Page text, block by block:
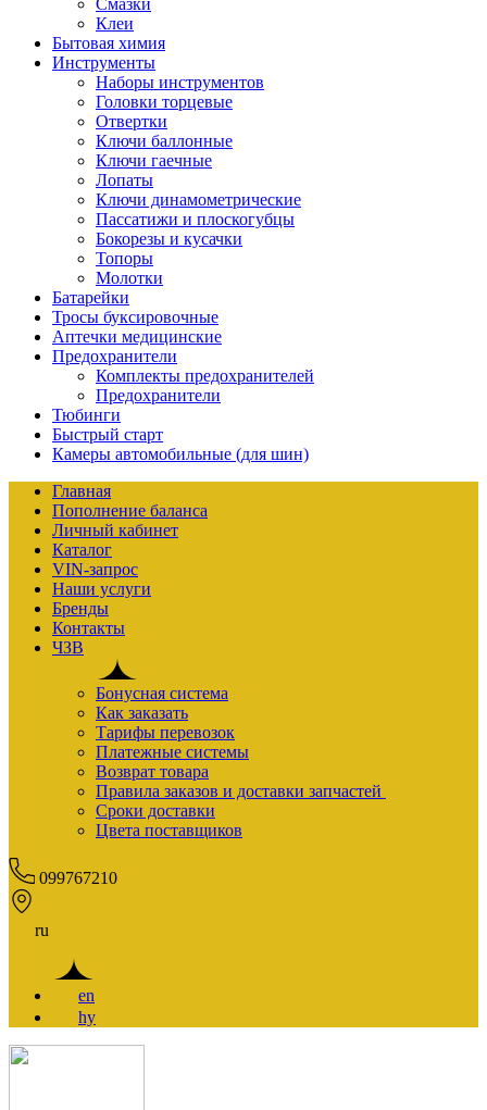
Смазки
Клеи
Бытовая химия
Инструменты
Наборы инструментов
Головки торцевые
Отвертки
Ключи баллонные
Ключи гаечные
Лопаты
Ключи динамометрические
Пассатижи и плоскогубцы
Бокорезы и кусачки
Топоры
Молотки
Батарейки
Тросы буксировочные
Аптечки медицинские
Предохранители
Комплекты предохранителей
Предохранители
Тюбинги
Быстрый старт
Камеры автомобильные (для шин)
Главная
Пополнение баланса
Личный кабинет
Каталог
VIN-запрос
Наши услуги
Бренды
Контакты
ЧЗВ
Бонусная система
Как заказать
Тарифы перевозок
Платежные системы
Возврат товара
Правила заказов и доставки запчастей
Сроки доставки
Цвета поставщиков
099767210
ru
en
hy